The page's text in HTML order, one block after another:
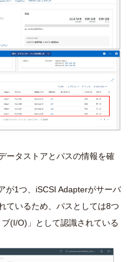
ータストアとパスの情報を確
が1つ、iSCSI Adapterがサーバ
ているため、パスとしては8つ
(I/O)」として認識されている